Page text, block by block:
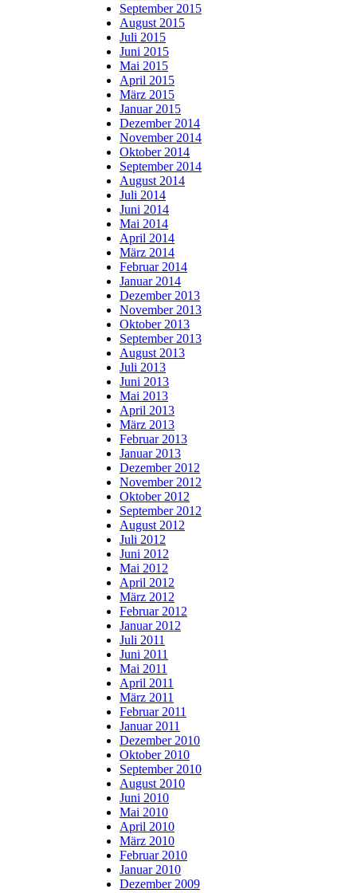
September 2015
August 2015
Juli 2015
Juni 2015
Mai 2015
April 2015
März 2015
Januar 2015
Dezember 2014
November 2014
Oktober 2014
September 2014
August 2014
Juli 2014
Juni 2014
Mai 2014
April 2014
März 2014
Februar 2014
Januar 2014
Dezember 2013
November 2013
Oktober 2013
September 2013
August 2013
Juli 2013
Juni 2013
Mai 2013
April 2013
März 2013
Februar 2013
Januar 2013
Dezember 2012
November 2012
Oktober 2012
September 2012
August 2012
Juli 2012
Juni 2012
Mai 2012
April 2012
März 2012
Februar 2012
Januar 2012
Juli 2011
Juni 2011
Mai 2011
April 2011
März 2011
Februar 2011
Januar 2011
Dezember 2010
Oktober 2010
September 2010
August 2010
Juni 2010
Mai 2010
April 2010
März 2010
Februar 2010
Januar 2010
Dezember 2009